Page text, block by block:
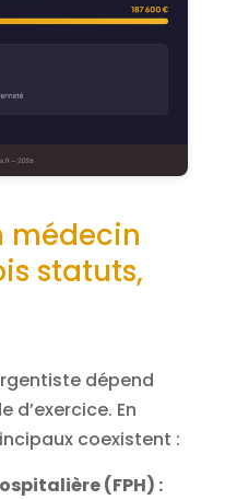
médecin
statuts,
dépend
En
coexistent :
(FPH) :